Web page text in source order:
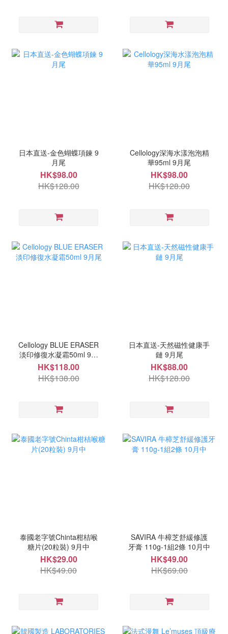
日本直送-金色蝴蝶項鍊 9
月尾
HK$98.00
HK$128.00
Cellology深海水漾泡泡精
華95ml 9月尾
HK$98.00
HK$128.00
Cellology BLUE ERASER
淡印修復水凝霜50ml 9月
尾
HK$118.00
HK$138.00
日本直送-天然磁性健康手
鏈 9月尾
HK$88.00
HK$128.00
泰國老字號Chinta柑桔喉
糖片(20粒裝) 9月中
HK$29.00
HK$49.00
SAVIRA 牛樟芝舒緩修護
牙膏 110g-1組2條 10月中
HK$49.00
HK$69.00